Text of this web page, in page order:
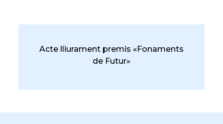
Acte lliurament premis «Fonaments
de Futur»